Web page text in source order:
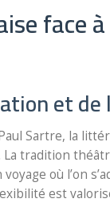
face
et
Sartre, la
La tradition
où l’on
est